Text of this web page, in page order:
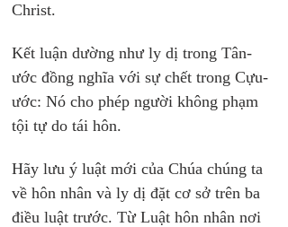
Christ.
Kết luận dường như ly dị trong Tân-
ước đồng nghĩa với sự chết trong Cựu-
ước: Nó cho phép người không phạm
tội tự do tái hôn.
Hãy lưu ý luật mới của Chúa chúng ta
về hôn nhân và ly dị đặt cơ sở trên ba
điều luật trước. Từ Luật hôn nhân nơi